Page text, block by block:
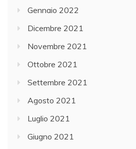
Gennaio 2022
Dicembre 2021
Novembre 2021
Ottobre 2021
Settembre 2021
Agosto 2021
Luglio 2021
Giugno 2021